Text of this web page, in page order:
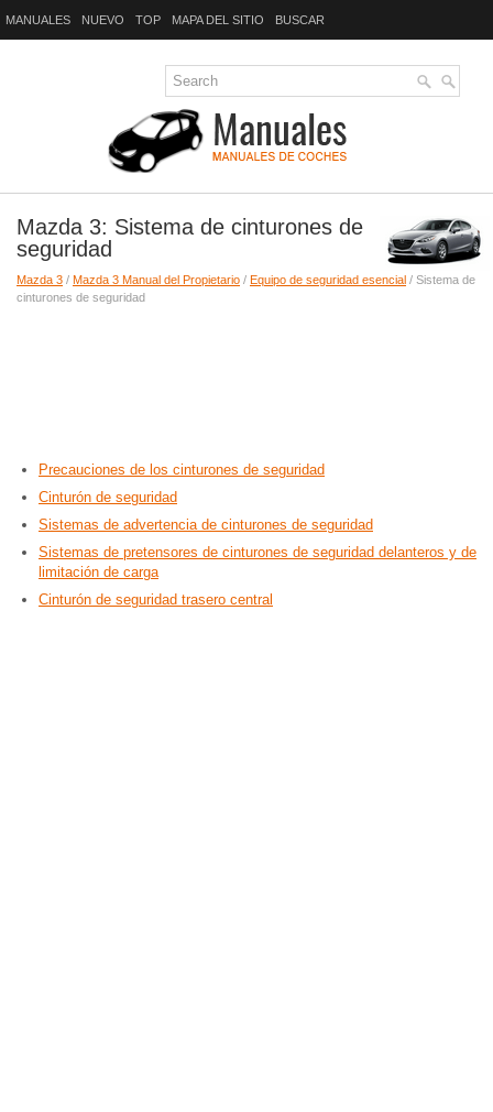
MANUALES NUEVO TOP MAPA DEL SITIO BUSCAR
Mazda 3: Sistema de cinturones de
seguridad
Mazda 3 / Mazda 3 Manual del Propietario / Equipo de seguridad esencial / Sistema de
cinturones de seguridad
Precauciones de los cinturones de seguridad
Cinturón de seguridad
Sistemas de advertencia de cinturones de seguridad
Sistemas de pretensores de cinturones de seguridad delanteros y de
limitación de carga
Cinturón de seguridad trasero central